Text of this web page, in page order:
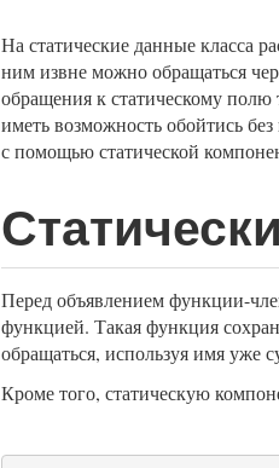
На статические данные класса
ним извне можно обращаться
обращения к статическому полю
иметь возможность обойтись
с помощью статической
Перед объявлением функции-
функцией. Такая функция
обращаться, используя имя уже
Кроме того, статическую